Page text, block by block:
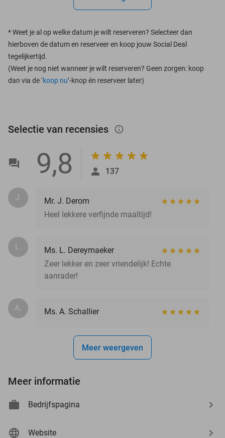
*Weet je al op welke datum je wilt reserveren? Selecteer dan
hierboven de datum en reserveer en koop jouw Social Deal
tegelijkertijd.
(Weet je nog niet wanneer je wilt reserveren? Geen zorgen: koop
dan via de ‘koop nu’-knop én reserveer later)
Selectie van recensies info_outlined
9,8 137
J.
Mr. J. Derom
Heel lekkere verfijnde maaltijd!
L.
Ms. L. Dereymaeker
Zeer lekker en zeer vriendelijk! Echte
aanrader!
A. Ms. A. Schallier
Meer weergeven
Meer informatie
Bedrijfspagina
Website